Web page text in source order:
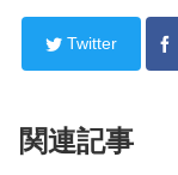
Twitter
関連記事